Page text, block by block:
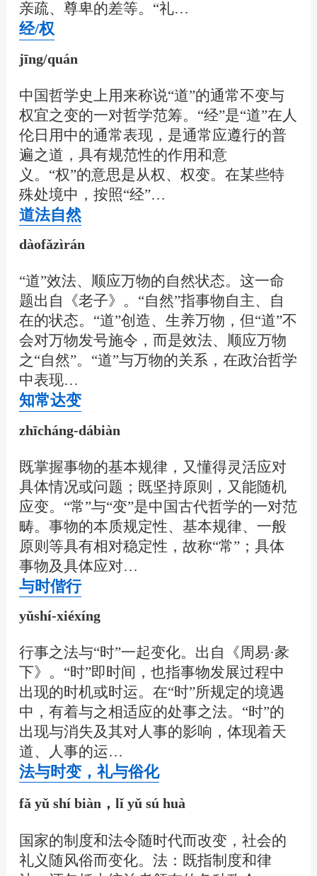
亲疏、尊卑的差等。“礼…
经/权
jīng/quán
中国哲学史上用来称说“道”的通常不变与
权宜之变的一对哲学范筹。“经”是“道”在人
伦日用中的通常表现，是通常应遵行的普
遍之道，具有规范性的作用和意
义。“权”的意思是从权、权变。在某些特
殊处境中，按照“经”…
道法自然
dàofǎzìrán
“道”效法、顺应万物的自然状态。这一命
题出自《老子》。“自然”指事物自主、自
在的状态。“道”创造、生养万物，但“道”不
会对万物发号施令，而是效法、顺应万物
之“自然”。“道”与万物的关系，在政治哲学
中表现…
知常达变
zhīcháng-dábiàn
既掌握事物的基本规律，又懂得灵活应对
具体情况或问题；既坚持原则，又能随机
应变。“常”与“变”是中国古代哲学的一对范
畴。事物的本质规定性、基本规律、一般
原则等具有相对稳定性，故称“常”；具体
事物及具体应对…
与时偕行
yǔshí-xiéxíng
行事之法与“时”一起变化。出自《周易·彖
下》。“时”即时间，也指事物发展过程中
出现的时机或时运。在“时”所规定的境遇
中，有着与之相适应的处事之法。“时”的
出现与消失及其对人事的影响，体现着天
道、人事的运…
法与时变，礼与俗化
fǎ yǔ shí biàn，lǐ yǔ sú huà
国家的制度和法令随时代而改变，社会的
礼义随风俗而变化。法：既指制度和律